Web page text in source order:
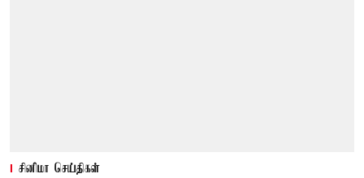
சினிமா செய்திகள்